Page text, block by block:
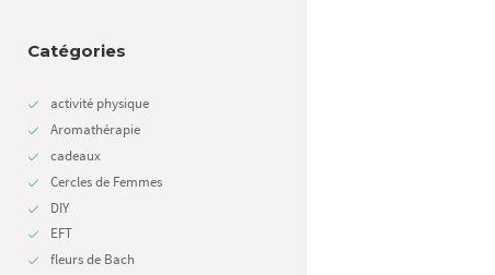
Catégories
activité physique
Aromathérapie
cadeaux
Cercles de Femmes
DIY
EFT
fleurs de Bach